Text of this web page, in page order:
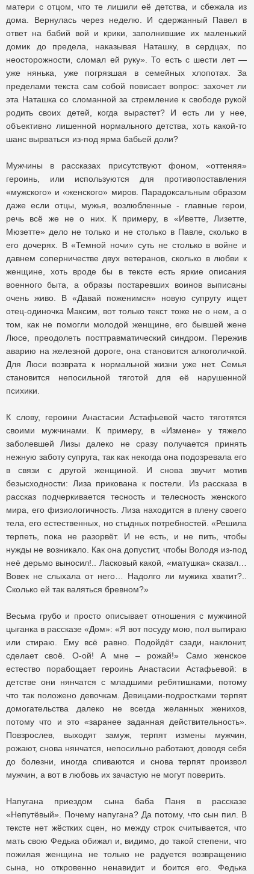
матери с отцом, что те лишили её детства, и сбежала из
дома. Вернулась через неделю. И сдержанный Павел в
ответ на бабий вой и крики, заполнившие их маленький
домик до предела, наказывая Наташку, в сердцах, по
неосторожности, сломал ей руку». То есть с шести лет —
уже нянька, уже погрязшая в семейных хлопотах. За
пределами текста сам собой повисает вопрос: захочет ли
эта Наташка со сломанной за стремление к свободе рукой
родить своих детей, когда вырастет? И есть ли у нее,
объективно лишенной нормального детства, хоть какой-то
шанс вырваться из-под ярма бабьей доли?
Мужчины в рассказах присутствуют фоном, «оттеняя»
героинь, или используются для противопоставления
«мужского» и «женского» миров. Парадоксальным образом
даже если отцы, мужья, возлюбленные - главные герои,
речь всё же не о них. К примеру, в «Иветте, Лизетте,
Мюзетте» дело не только и не столько в Павле, сколько в
его дочерях. В «Темной ночи» суть не столько в войне и
давнем соперничестве двух ветеранов, сколько в любви к
женщине, хоть вроде бы в тексте есть яркие описания
военного быта, а образы постаревших воинов выписаны
очень живо. В «Давай поженимся» новую супругу ищет
отец-одиночка Максим, вот только текст тоже не о нем, а о
том, как не помогли молодой женщине, его бывшей жене
Люсе, преодолеть посттравматический синдром. Пережив
аварию на железной дороге, она становится алкоголичкой.
Для Люси возврата к нормальной жизни уже нет. Семья
становится непосильной тяготой для её нарушенной
психики.
К слову, героини Анастасии Астафьевой часто тяготятся
своими мужчинами. К примеру, в «Измене» у тяжело
заболевшей Лизы далеко не сразу получается принять
нежную заботу супруга, так как некогда она подозревала его
в связи с другой женщиной. И снова звучит мотив
безысходности: Лиза прикована к постели. Из рассказа в
рассказ подчеркивается тесность и телесность женского
мира, его физиологичность. Лиза находится в плену своего
тела, его естественных, но стыдных потребностей. «Решила
терпеть, пока не разорвёт. И не есть, и не пить, чтобы
нужды не возникало. Как она допустит, чтобы Володя из-под
неё дерьмо выносил!.. Ласковый какой, «матушка» сказал…
Вовек не слыхала от него… Надолго ли мужика хватит?..
Сколько ей так валяться бревном?»
Весьма грубо и просто описывает отношения с мужчиной
цыганка в рассказе «Дом»: «Я вот посуду мою, пол вытираю
или стираю. Ему всё равно. Подойдёт сзади, наклонит,
сделает своё. О-ой! А мне – рожай!» Само женское
естество порабощает героинь Анастасии Астафьевой: в
детстве они нянчатся с младшими ребятишками, потому
что так положено девочкам. Девицами-подростками терпят
домогательства далеко не всегда желанных женихов,
потому что и это «заранее заданная действительность».
Повзрослев, выходят замуж, терпят измены мужчин,
рожают, снова нянчатся, непосильно работают, доводя себя
до болезни, иногда спиваются и снова терпят произвол
мужчин, а вот в любовь их зачастую не могут поверить.
Напугана приездом сына баба Паня в рассказе
«Непутёвый». Почему напугана? Да потому, что сын пил. В
тексте нет жёстких сцен, но между строк считывается, что
мать свою Федька обижал и, видимо, до такой степени, что
пожилая женщина не только не радуется возвращению
сына, но откровенно ненавидит и боится его. Федька